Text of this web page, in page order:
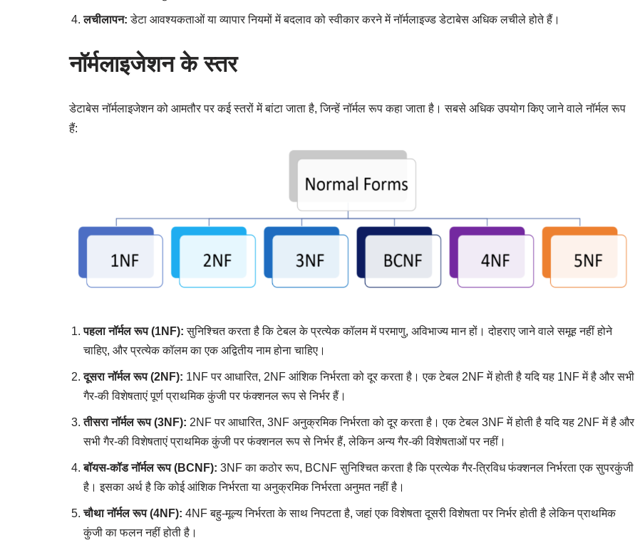
लचीलापन: डेटा आवश्यकताओं या व्यापार नियमों में बदलाव को स्वीकार करने में नॉर्मलाइज्ड डेटाबेस अधिक लचीले होते हैं।
नॉर्मलाइजेशन के स्तर
डेटाबेस नॉर्मलाइजेशन को आमतौर पर कई स्तरों में बांटा जाता है, जिन्हें नॉर्मल रूप कहा जाता है। सबसे अधिक उपयोग किए जाने वाले नॉर्मल रूप
हैं:
पहला नॉर्मल रूप (1NF): सुनिश्चित करता है कि टेबल के प्रत्येक कॉलम में परमाणु, अविभाज्य मान हों। दोहराए जाने वाले समूह नहीं होने
चाहिए, और प्रत्येक कॉलम का एक अद्वितीय नाम होना चाहिए।
दूसरा नॉर्मल रूप (2NF): 1NF पर आधारित, 2NF आंशिक निर्भरता को दूर करता है। एक टेबल 2NF में होती है यदि यह 1NF में है और सभी
गैर-की विशेषताएं पूर्ण प्राथमिक कुंजी पर फंक्शनल रूप से निर्भर हैं।
तीसरा नॉर्मल रूप (3NF): 2NF पर आधारित, 3NF अनुक्रमिक निर्भरता को दूर करता है। एक टेबल 3NF में होती है यदि यह 2NF में है और
सभी गैर-की विशेषताएं प्राथमिक कुंजी पर फंक्शनल रूप से निर्भर हैं, लेकिन अन्य गैर-की विशेषताओं पर नहीं।
बॉयस-कॉड नॉर्मल रूप (BCNF): 3NF का कठोर रूप, BCNF सुनिश्चित करता है कि प्रत्येक गैर-त्रिविध फंक्शनल निर्भरता एक सुपरकुंजी
है। इसका अर्थ है कि कोई आंशिक निर्भरता या अनुक्रमिक निर्भरता अनुमत नहीं है।
चौथा नॉर्मल रूप (4NF): 4NF बहु-मूल्य निर्भरता के साथ निपटता है, जहां एक विशेषता दूसरी विशेषता पर निर्भर होती है लेकिन प्राथमिक
कुंजी का फलन नहीं होती है।